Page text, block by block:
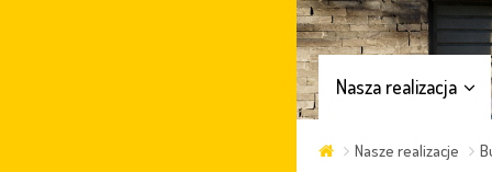
Nasza realizacja
Nasze realizacje